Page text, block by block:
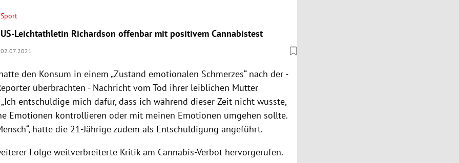
Sport
US-Leichtathletin Richardson offenbar mit positivem Cannabistest
02.07.2021
den Konsum in einem „Zustand emotionalen Schmerzes“ nach der -
überbrachten - Nachricht vom Tod ihrer leiblichen Mutter
entschuldige mich dafür, dass ich während dieser Zeit nicht wusste,
Emotionen kontrollieren oder mit meinen Emotionen umgehen sollte.
hatte die 21-Jährige zudem als Entschuldigung angeführt.
Folge weitverbreiterte Kritik am Cannabis-Verbot hervorgerufen.